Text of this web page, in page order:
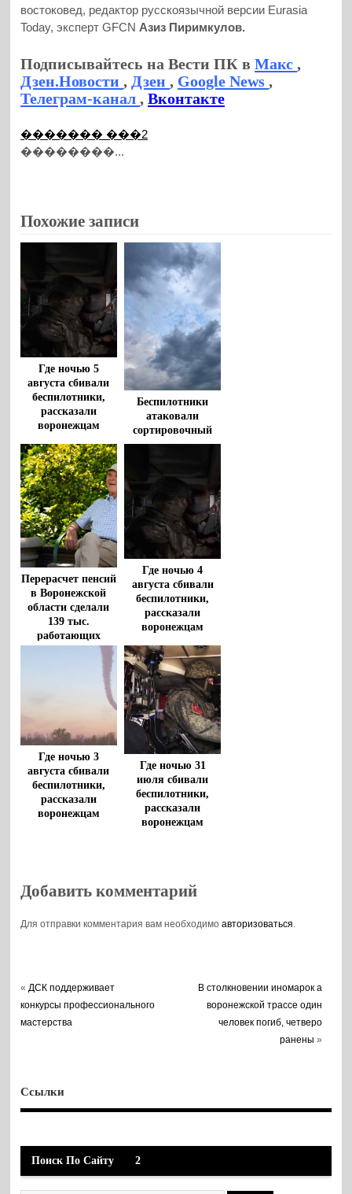
востоковед, редактор русскоязычной версии Eurasia
Today, эксперт GFCN Азиз Пиримкулов.
Подписывайтесь на Вести ПК вМакс,
Дзен.Новости, Дзен, Google News,
Телеграм-канал,Вконтакте
������� ���2
��������...
Похожие записи
Где ночью 5
августа сбивали
беспилотники,
рассказали
воронежцам
Беспилотники
атаковали
сортировочный
центр в Тульской
Перерасчет пенсий
в Воронежской
области сделали
139 тыс.
работающих
пенсионеров
Где ночью 4
августа сбивали
беспилотники,
рассказали
воронежцам
Где ночью 3
августа сбивали
беспилотники,
рассказали
воронежцам
Где ночью 31
июля сбивали
беспилотники,
рассказали
воронежцам
Добавить комментарий
Для отправки комментария вам необходимоавторизоваться
« ДСК поддерживает
конкурсы профессионального
мастерства
В столкновении иномарок а
воронежской трассе один
человек погиб, четверо
ранены »
Ссылки
Поиск По Сайту 2